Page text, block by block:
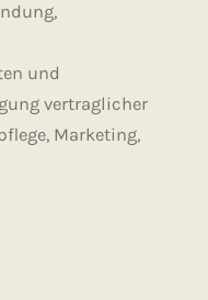
und
vertraglicher
Marketing,